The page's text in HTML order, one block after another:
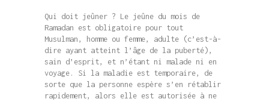
Qui doit jeûner ? Le jeûne du mois de
Ramadan est obligatoire pour tout
Musulman, homme ou femme, adulte (c’est-à-
dire ayant atteint l’âge de la puberté),
sain d’esprit, et n’étant ni malade ni en
voyage. Si la maladie est temporaire, de
sorte que la personne espère s’en rétablir
rapidement, alors elle est autorisée à ne